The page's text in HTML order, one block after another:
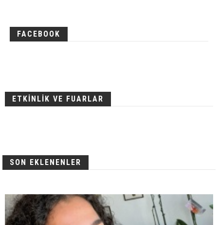
FACEBOOK
ETKİNLİK VE FUARLAR
SON EKLENENLER